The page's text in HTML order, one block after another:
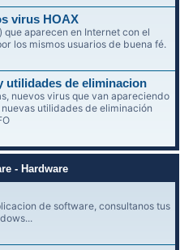
virus HOAX
que aparecen en Internet con el
los mismos usuarios de buena fé.
utilidades de eliminacion
nuevos virus que van apareciendo
utilidades de eliminación
- Hardware
de software, consultanos tus